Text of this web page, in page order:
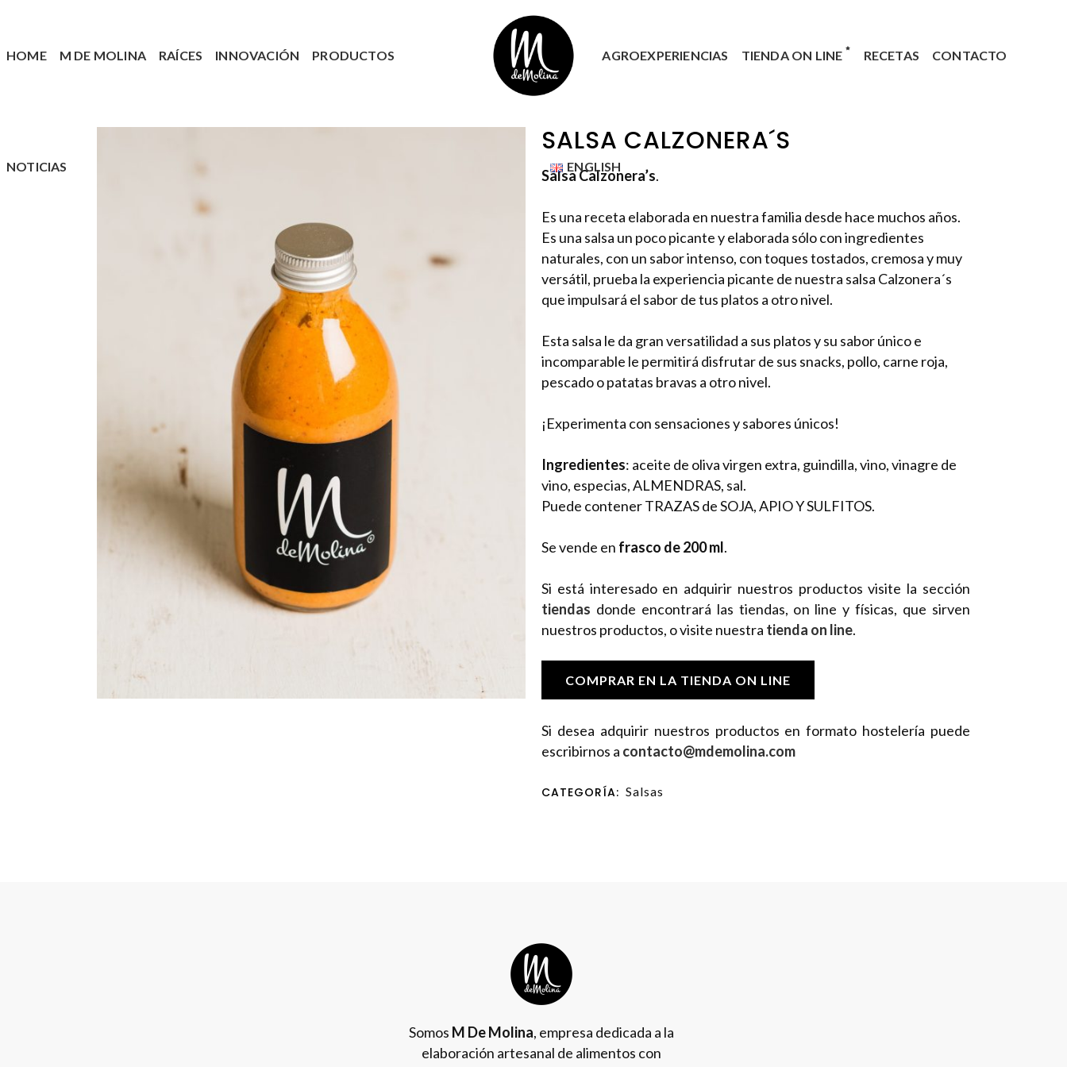
HOME M DE MOLINA RAÍCES INNOVACIÓN PRODUCTOS
NOTICIAS
AGROEXPERIENCIAS TIENDA ON LINE RECETAS CONTACTO
ENGLISH
SALSA CALZONERA´S
Salsa Calzonera’s.
Es una receta elaborada en nuestra familia desde hace muchos años.
Es una salsa un poco picante y elaborada sólo con ingredientes
naturales, con un sabor intenso, con toques tostados, cremosa y muy
versátil, prueba la experiencia picante de nuestra salsa Calzonera´s
que impulsará el sabor de tus platos a otro nivel.
Esta salsa le da gran versatilidad a sus platos y su sabor único e
incomparable le permitirá disfrutar de sus snacks, pollo, carne roja,
pescado o patatas bravas a otro nivel.
¡Experimenta con sensaciones y sabores únicos!
Ingredientes: aceite de oliva virgen extra, guindilla, vino, vinagre de
vino, especias, ALMENDRAS, sal.
Puede contener TRAZAS de SOJA, APIO Y SULFITOS.
Se vende en frasco de 200 ml.
Si está interesado en adquirir nuestros productos visite la sección
tiendas donde encontrará las tiendas, on line y físicas, que sirven
nuestros productos, o visite nuestra tienda on line.
COMPRAR EN LA TIENDA ON LINE
Si desea adquirir nuestros productos en formato hostelería puede
escribirnos a contacto@mdemolina.com
CATEGORÍA: Salsas
Somos M De Molina, empresa dedicada a la
elaboración artesanal de alimentos con